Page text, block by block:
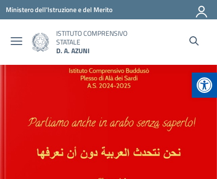
Vai ai contenuti
Vai al menu di navigazione
Vai al footer
Ministero dell'Istruzione e del Merito
ISTITUTO COMPRENSIVO
STATALE
D. A. AZUNI